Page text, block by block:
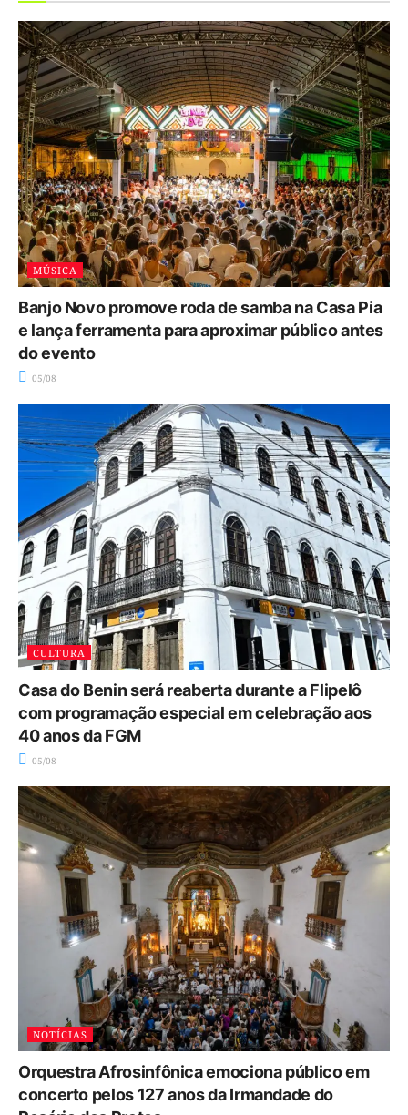
MÚSICA
Banjo Novo promove roda de samba na Casa Pia
e lança ferramenta para aproximar público antes
do evento
05/08
CULTURA
Casa do Benin será reaberta durante a Flipelô
com programação especial em celebração aos
40 anos da FGM
05/08
NOTÍCIAS
Orquestra Afrosinfônica emociona público em
concerto pelos 127 anos da Irmandade do